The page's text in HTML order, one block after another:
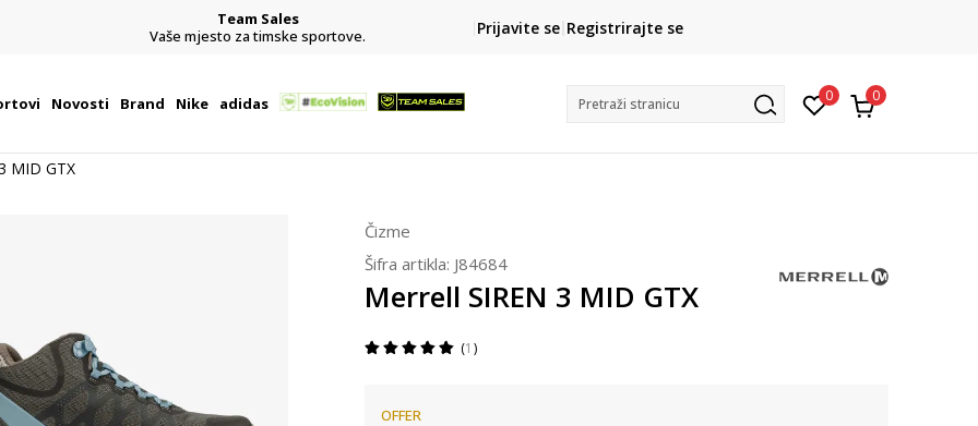
Team Sales
Vaše mjesto za timske sportove.
CLICK& COLLECT
besplatno preuzimanje u trgovini
Prijavite se Registrirajte se
Novosti Brand Nike adidas Pretraži stranicu 0 0
MID GTX
Čizme
Šifra artikla: J84684
Merrell SIREN 3 MID GTX
1
OFFER